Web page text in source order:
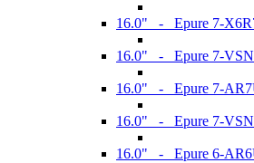
16.0" - Epure 7-
16.0" - Epure 7-
16.0" - Epure 7-
16.0" - Epure 7-
16.0" - Epure 6-